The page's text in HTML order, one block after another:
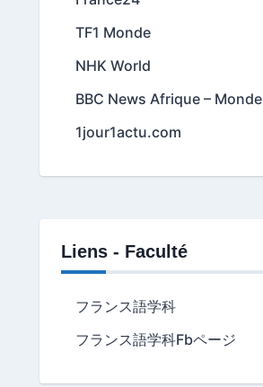
TF1 Monde
NHK World
BBC News Afrique – Monde
1jour1actu.com
Liens - Faculté
フランス語学科
フランス語学科Fbページ